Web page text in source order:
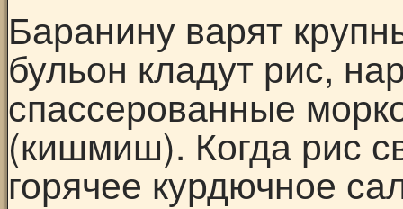
Баранину варят
бульон кладут рис,
спассерованные
(кишмиш). Когда рис
горячее курдючное